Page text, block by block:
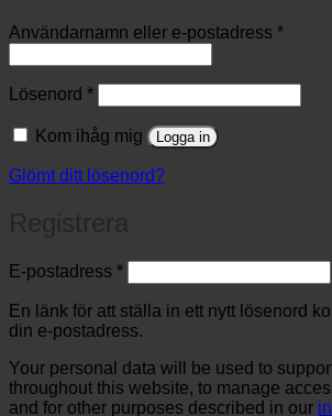
Användarnamn eller e-postadress *
Lösenord *Obligatoriskt
Kom ihåg mig Logga in
Glömt ditt lösenord?
E-postadress *Obligatoriskt
En länk för att ställa in ett nytt lösenord
din e-postadress.
Your personal data will be used to
throughout this website, to manage
and for other purposes described in our